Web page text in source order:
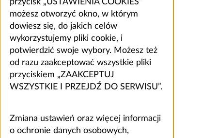
możesz otworzyć okno, w którym
dowiesz się, do jakich celów
wykorzystujemy pliki cookie, i
potwierdzić swoje wybory. Możesz też
od razu zaakceptować wszystkie pliki
przyciskiem „ZAAKCEPTUJ
WSZYSTKIE I PRZEJDŹ DO SERWISU”.
Zmiana ustawień oraz więcej informacji
o ochronie danych osobowych,